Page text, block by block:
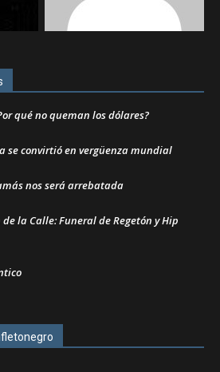
qué no queman los dólares?
se convirtió en vergüenza mundial
nos será arrebatada
de la Calle: Funeral de Regetón y Hip